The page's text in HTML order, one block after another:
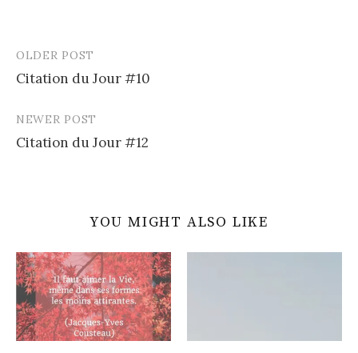
Post
navigation
OLDER POST
Citation du Jour #10
NEWER POST
Citation du Jour #12
YOU MIGHT ALSO LIKE